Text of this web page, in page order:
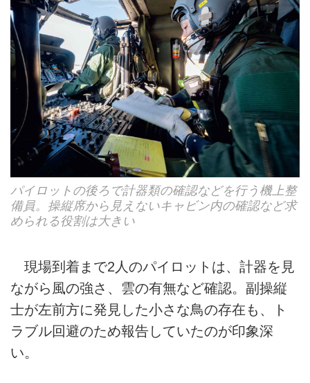
パイロットの後ろで計器類の確認などを行う機上整
備員。操縦席から見えないキャビン内の確認など求
められる役割は大きい
現場到着まで2人のパイロットは、計器を見
ながら風の強さ、雲の有無など確認。副操縦
士が左前方に発見した小さな鳥の存在も、ト
ラブル回避のため報告していたのが印象深
い。